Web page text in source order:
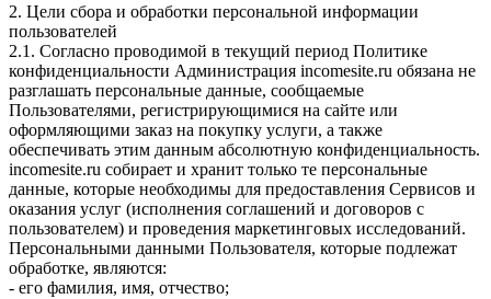
2. Цели сбора и обработки персональной информации
пользователей
2.1. Согласно проводимой в текущий период Политике
конфиденциальности Администрация incomesite.ru обязана не
разглашать персональные данные, сообщаемые
Пользователями, регистрирующимися на сайте или
оформляющими заказ на покупку услуги, а также
обеспечивать этим данным абсолютную конфиденциальность.
incomesite.ru собирает и хранит только те персональные
данные, которые необходимы для предоставления Сервисов и
оказания услуг (исполнения соглашений и договоров с
пользователем) и проведения маркетинговых исследований.
Персональными данными Пользователя, которые подлежат
обработке, являются:
- его фамилия, имя, отчество;